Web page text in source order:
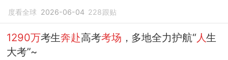
度看全球 2026-06-04 228跟贴
1290万考生奔赴高考考场 ，多地全力护航“人生
大考”~